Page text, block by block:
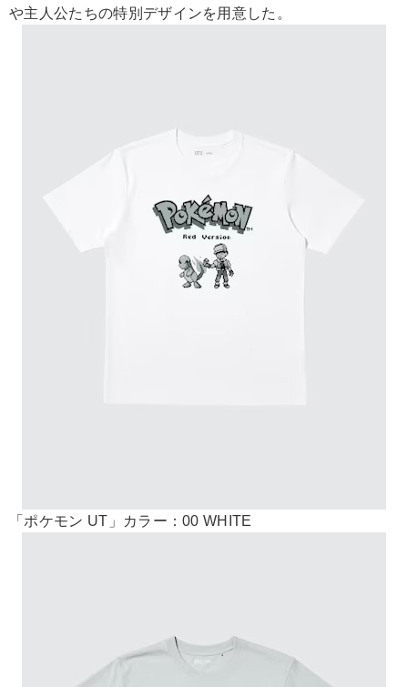
や主人公たちの特別デザインを用意した。
「ポケモン UT」カラー：00 WHITE